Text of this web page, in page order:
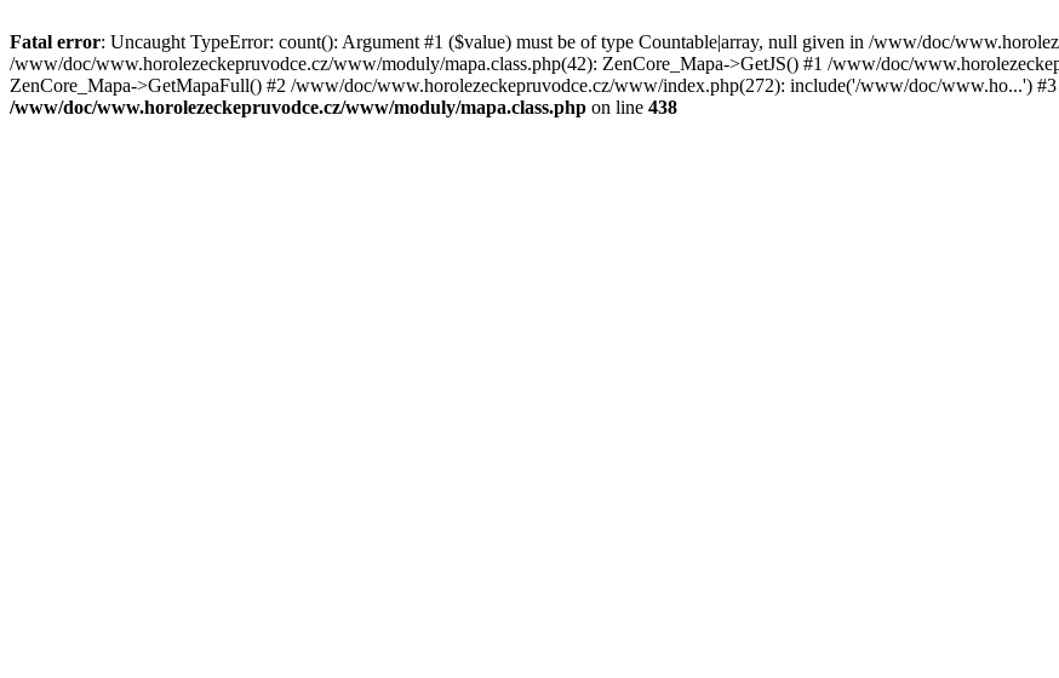
Fatal error: Uncaught TypeError: count(): Argument #1 ($value) must be of type Countable|array, null given in /www/doc/
/www/doc/www.horolezeckepruvodce.cz/www/moduly/mapa.class.php(42): ZenCore_Mapa->GetJS() #1 /www/doc/
ZenCore_Mapa->GetMapaFull() #2 /www/doc/www.horolezeckepruvodce.cz/www/index.php(272): include('/www/doc/www.ho...')
/www/doc/www.horolezeckepruvodce.cz/www/moduly/mapa.class.php on line 438